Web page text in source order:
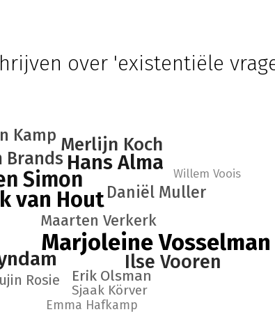
over 'existentiële
Marjoleine Vosselman
van Hout
Simon
Hans Alma
Ilse Vooren
Merlijn Koch
Brands
Kamp
Daniël Muller
Maarten Verkerk
Erik Olsman
Rosie
Sjaak Körver
Emma Hafkamp
Willem Voois